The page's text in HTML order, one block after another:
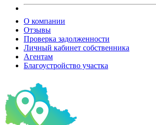
О компании
Отзывы
Проверка задолженности
Личный кабинет собственника
Агентам
Благоустройство участка